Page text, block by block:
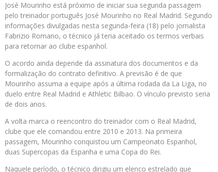
José Mourinho está próximo de iniciar sua segunda passagem
pelo treinador português José Mourinho no Real Madrid. Segundo
informações divulgadas nesta segunda-feira (18) pelo jornalista
Fabrizio Romano, o técnico já teria aceitado os termos verbais
para retornar ao clube espanhol.
O acordo ainda depende da assinatura dos documentos e da
formalização do contrato definitivo. A previsão é de que
Mourinho assuma a equipe após a última rodada da La Liga, no
duelo entre Real Madrid e Athletic Bilbao. O vínculo previsto seria
de dois anos.
A volta marca o reencontro do treinador com o Real Madrid,
clube que ele comandou entre 2010 e 2013. Na primeira
passagem, Mourinho conquistou um Campeonato Espanhol,
duas Supercopas da Espanha e uma Copa do Rei.
Naquele período, o técnico dirigiu um elenco estrelado que